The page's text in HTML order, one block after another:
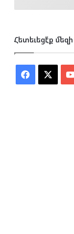
Հետեւեցէ՛ք մեզի
Facebook